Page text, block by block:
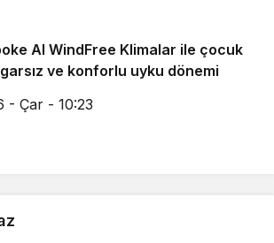
AI WindFree Klimalar ile çocuk
ve konforlu uyku dönemi
- Çar - 10:23